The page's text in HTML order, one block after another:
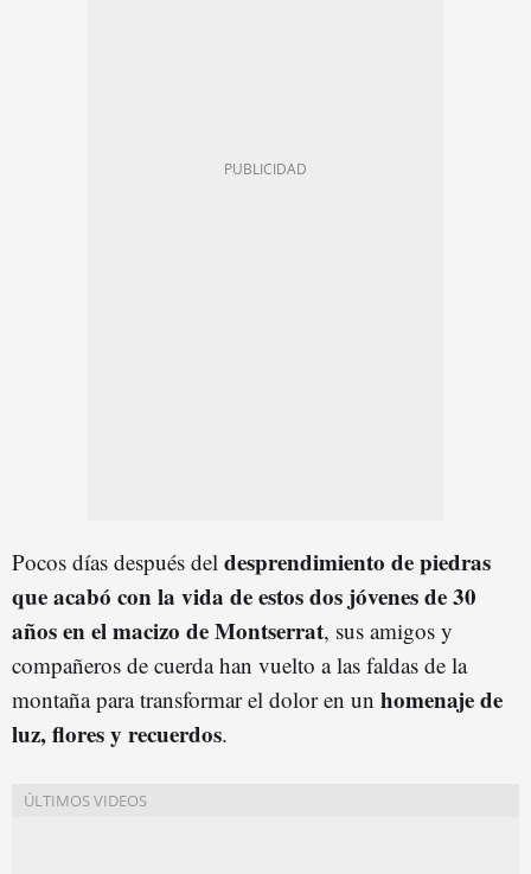
Pocos días después del desprendimiento de piedras
que acabó con la vida de estos dos jóvenes de 30
años en el macizo de Montserrat, sus amigos y
compañeros de cuerda han vuelto a las faldas de la
montaña para transformar el dolor en un homenaje de
luz, flores y recuerdos.